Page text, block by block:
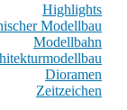
Highlights
Modellbau
Modellbahn
Dioramen
Zeitzeichen